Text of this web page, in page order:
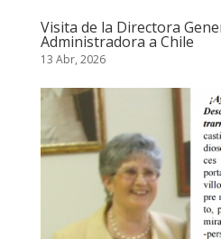
Visita de la Directora
Administradora a Chile
13 Abr, 2026